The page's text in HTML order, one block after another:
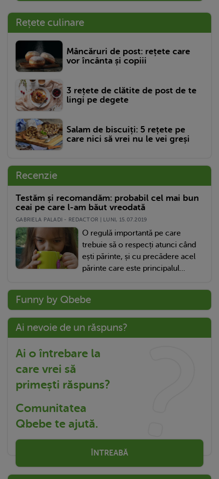
Rețete culinare
Mâncăruri de post: rețete care
vor încânta și copiii
3 rețete de clătite de post de te
lingi pe degete
Salam de biscuiți: 5 rețete pe
care nici să vrei nu le vei greși
Recenzie
Testăm și recomandăm: probabil cel mai bun
ceai pe care l-am băut vreodată
GABRIELA PALADI - REDACTOR | LUNI, 15.07.2019
O regulă importantă pe care
trebuie să o respecți atunci când
ești părinte, și cu precădere acel
părinte care este principalul...
Funny by Qbebe
Ai nevoie de un răspuns?
Ai o întrebare la
care vrei să
primești răspuns?
Comunitatea
Qbebe te ajută.
ÎNTREABĂ